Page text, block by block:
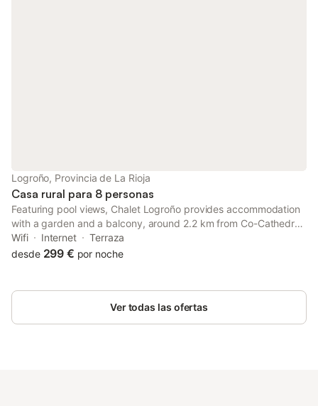
Logroño, Provincia de La Rioja
Casa rural para 8 personas
Featuring pool views, Chalet Logroño provides accommodation
with a garden and a balcony, around 2.2 km from Co-Cathedral
of Santa María de la Redonda. With garden views, this
accommodation offers a patio.
Wifi Internet
Terraza
desde 299 € por noche
Ver todas las ofertas